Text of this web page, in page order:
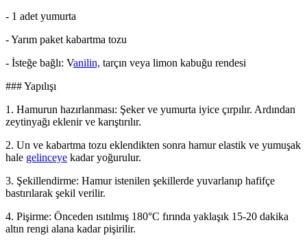
- 1 adet yumurta
- Yarım paket kabartma tozu
- İsteğe bağlı: Vanilin, tarçın veya limon kabuğu rendesi
### Yapılışı
1. Hamurun hazırlanması: Şeker ve yumurta iyice çırpılır. Ardından
zeytinyağı eklenir ve karıştırılır.
2. Un ve kabartma tozu eklendikten sonra hamur elastik ve yumuşak
hale gelinceye kadar yoğurulur.
3. Şekillendirme: Hamur istenilen şekillerde yuvarlanıp hafifçe
bastırılarak şekil verilir.
4. Pişirme: Önceden ısıtılmış 180°C fırında yaklaşık 15-20 dakika
altın rengi alana kadar pişirilir.